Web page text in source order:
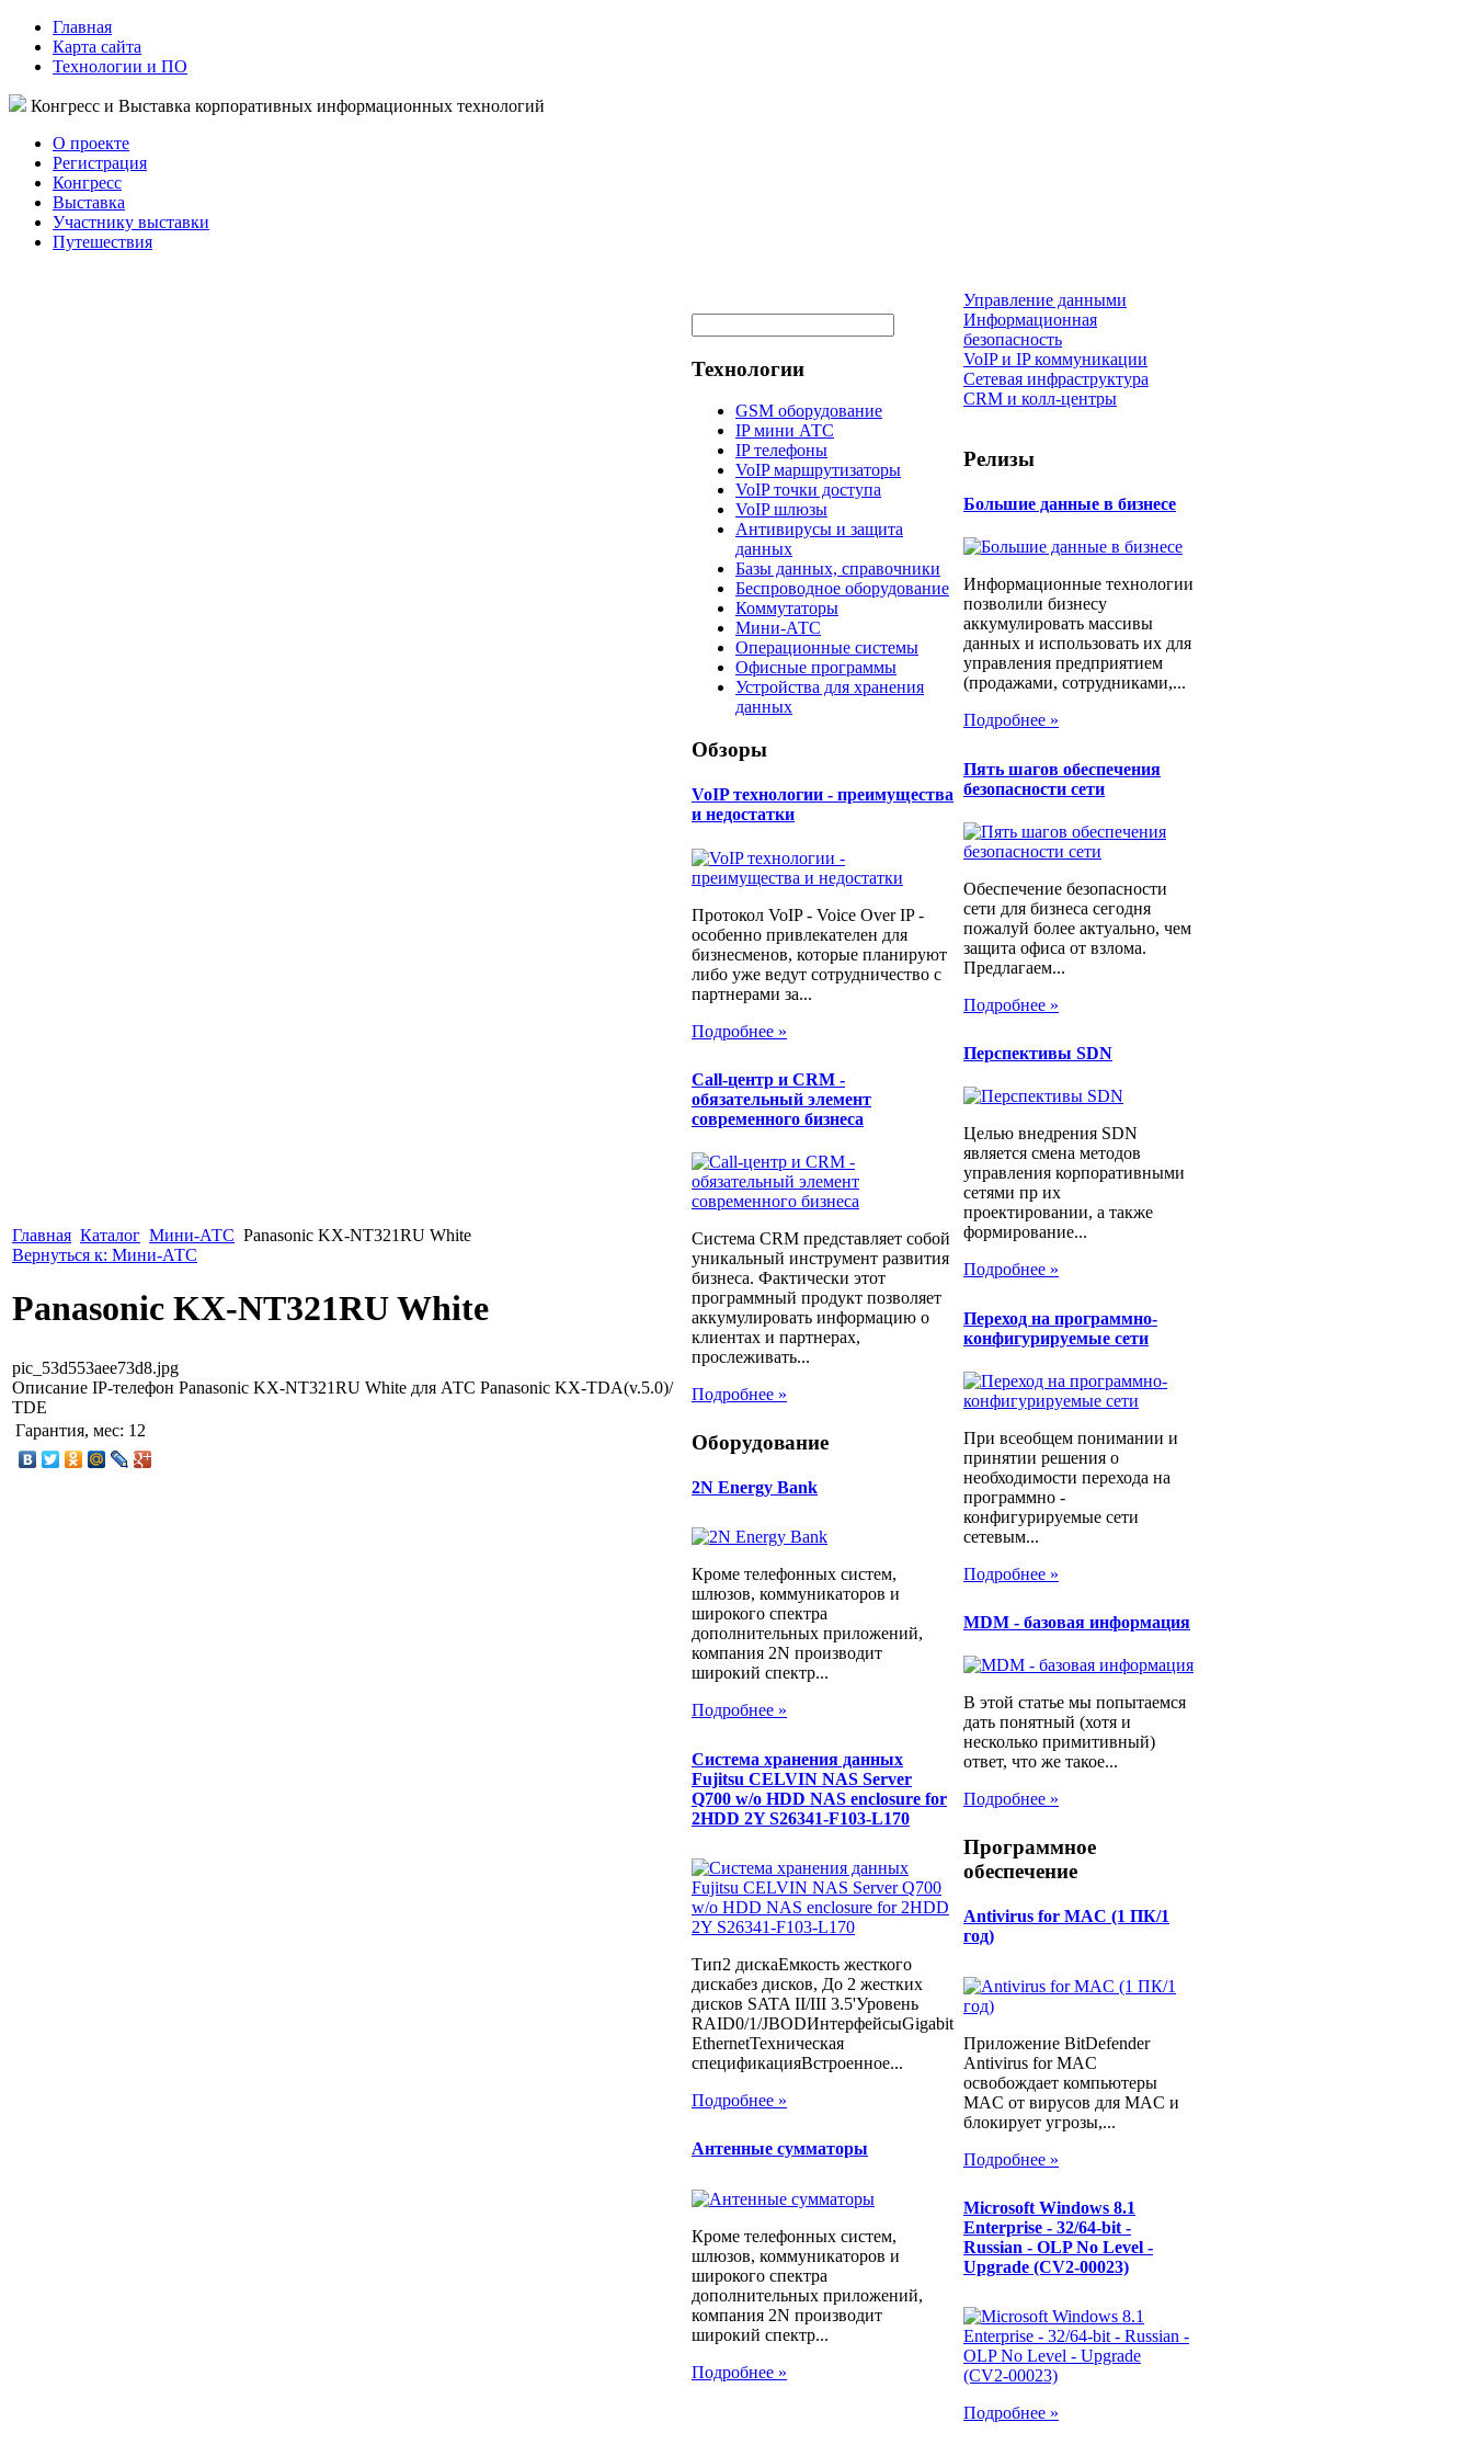
Главная
Карта сайта
Технологии и ПО
Конгресс и Выставка корпоративных информационных технологий
О проекте
Регистрация
Конгресс
Выставка
Участнику выставки
Путешествия
Главная Каталог Мини-АТС Panasonic KX-NT321RU White
Вернуться к: Мини-АТС
Panasonic KX-NT321RU White
pic_53d553aee73d8.jpg
Описание IP-телефон Panasonic KX-NT321RU White для АТС Panasonic KX-TDA(v.5.0)/
TDE
Гарантия, мес: 12
Технологии
GSM оборудование
IP мини АТС
IP телефоны
VoIP маршрутизаторы
VoIP точки доступа
VoIP шлюзы
Антивирусы и защита
данных
Базы данных, справочники
Беспроводное оборудование
Коммутаторы
Мини-АТС
Операционные системы
Офисные программы
Устройства для хранения
данных
Обзоры
​VoIP технологии - преимущества
и недостатки
Протокол VoIP - Voice Over IP -
особенно привлекателен для
бизнесменов, которые планируют
либо уже ведут сотрудничество с
партнерами за...
Подробнее »
Call-центр и CRM -
обязательный элемент
современного бизнеса
Система CRM представляет собой
уникальный инструмент развития
бизнеса. Фактически этот
программный продукт позволяет
аккумулировать информацию о
клиентах и партнерах,
прослеживать...
Подробнее »
Оборудование
2N Energy Bank
Кроме телефонных систем,
шлюзов, коммуникаторов и
широкого спектра
дополнительных приложений,
компания 2N производит
широкий спектр...
Подробнее »
Система хранения данных
Fujitsu CELVIN NAS Server
Q700 w/o HDD NAS enclosure for
2HDD 2Y S26341-F103-L170
Тип2 дискаЕмкость жесткого
дискабез дисков, До 2 жестких
дисков SATA II/III 3.5'Уровень
RAID0/1/JBODИнтерфейсыGigabit
EthernetТехническая
спецификацияВстроенное...
Подробнее »
Антенные сумматоры
Кроме телефонных систем,
шлюзов, коммуникаторов и
широкого спектра
дополнительных приложений,
компания 2N производит
широкий спектр...
Подробнее »
Управление данными
Информационная
безопасность
VoIP и IP коммуникации
Сетевая инфраструктура
CRM и колл-центры
Релизы
Большие данные в бизнесе
Информационные технологии
позволили бизнесу
аккумулировать массивы
данных и использовать их для
управления предприятием
(продажами, сотрудниками,...
Подробнее »
Пять шагов обеспечения
безопасности сети
Обеспечение безопасности
сети для бизнеса сегодня
пожалуй более актуально, чем
защита офиса от взлома.
Предлагаем...
Подробнее »
Перспективы SDN
Целью внедрения SDN
является смена методов
управления корпоративными
сетями пр их
проектировании, а также
формирование...
Подробнее »
Переход на программно-
конфигурируемые сети
При всеобщем понимании и
принятии решения о
необходимости перехода на
программно -
конфигурируемые сети
сетевым...
Подробнее »
MDM - базовая информация
В этой статье мы попытаемся
дать понятный (хотя и
несколько примитивный)
ответ, что же такое...
Подробнее »
Программное
обеспечение
Antivirus for MAC (1 ПК/1
год)
Приложение BitDefender
Antivirus for MAC
освобождает компьютеры
MAC от вирусов для MAC и
блокирует угрозы,...
Подробнее »
Microsoft Windows 8.1
Enterprise - 32/64-bit -
Russian - OLP No Level -
Upgrade (CV2-00023)
Подробнее »